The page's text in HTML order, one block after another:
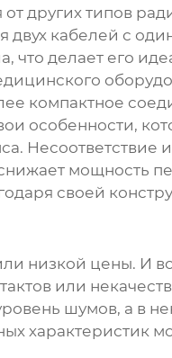
от других типов
кабелей с
что делает его
компактное
особенности,
мощность
своей
низкой цены. И
или
шумов, а в
характеристик